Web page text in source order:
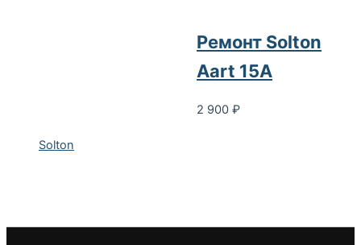
Solton
Ремонт Solton
Aart 15A
2 900 ₽